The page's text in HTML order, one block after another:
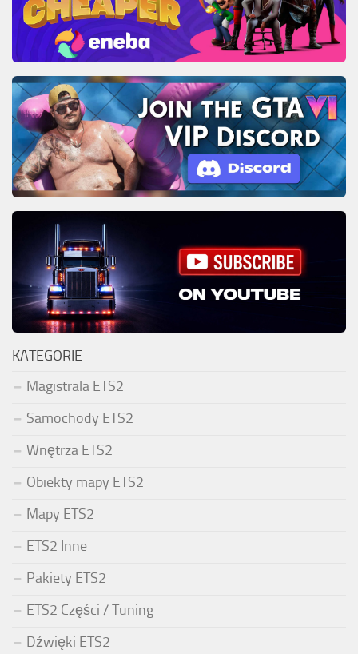
KATEGORIE
Magistrala ETS2
Samochody ETS2
Wnętrza ETS2
Obiekty mapy ETS2
Mapy ETS2
ETS2 Inne
Pakiety ETS2
ETS2 Części / Tuning
Dźwięki ETS2